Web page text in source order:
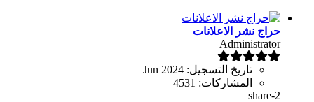
حراج نشر الاعلانات
Administrator
تاريخ التسجيل: Jun 2024
المشاركات: 4531
share-2